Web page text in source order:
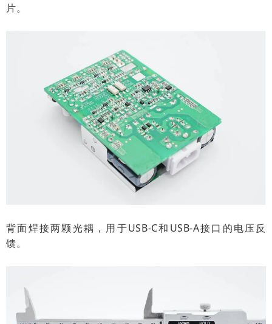
片。
背面焊接两颗光耦，用于USB-C和USB-A接口的电压反
馈。